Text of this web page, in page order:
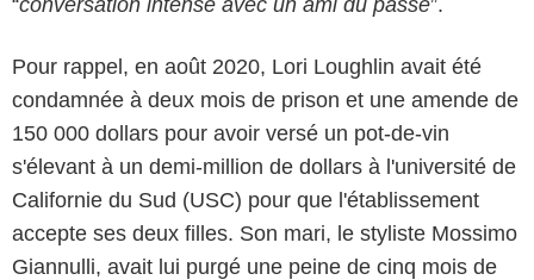
Pour rappel, en août 2020, Lori Loughlin avait été
condamnée à deux mois de prison et une amende de
150 000 dollars pour avoir versé un pot-de-vin
s'élevant à un demi-million de dollars à l'université de
Californie du Sud (USC) pour que l'établissement
accepte ses deux filles. Son mari, le styliste Mossimo
Giannulli, avait lui purgé une peine de cinq mois de